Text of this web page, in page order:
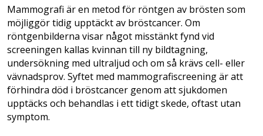
Mammografi är en metod för röntgen av brösten som
möjliggör tidig upptäckt av bröstcancer. Om
röntgenbilderna visar något misstänkt fynd vid
screeningen kallas kvinnan till ny bildtagning,
undersökning med ultraljud och om så krävs cell- eller
vävnadsprov. Syftet med mammografiscreening är att
förhindra död i bröstcancer genom att sjukdomen
upptäcks och behandlas i ett tidigt skede, oftast utan
symptom.